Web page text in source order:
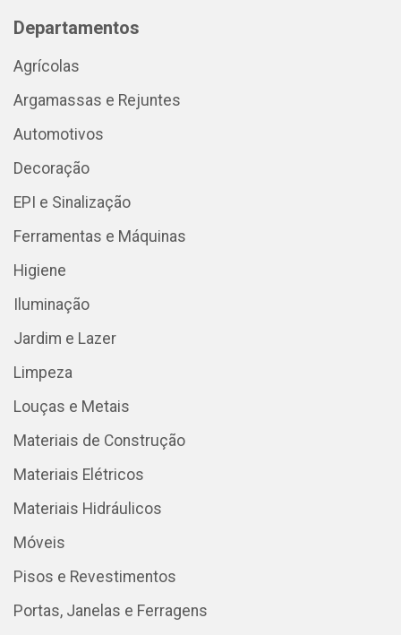
Departamentos
Agrícolas
Argamassas e Rejuntes
Automotivos
Decoração
EPI e Sinalização
Ferramentas e Máquinas
Higiene
Iluminação
Jardim e Lazer
Limpeza
Louças e Metais
Materiais de Construção
Materiais Elétricos
Materiais Hidráulicos
Móveis
Pisos e Revestimentos
Portas, Janelas e Ferragens